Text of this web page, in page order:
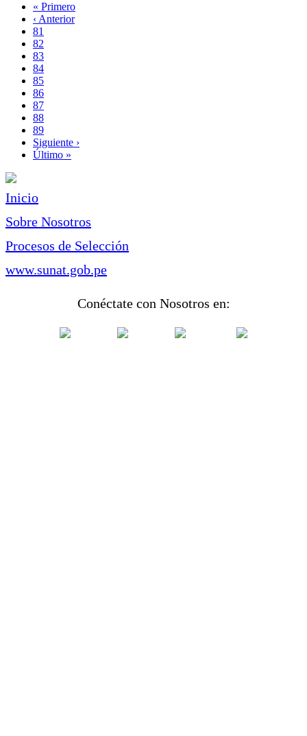
Paginación
Primera
página
« Primero
Página
anterior
‹ Anterior
Page
81
Page
82
Page
83
Page
84
Página
actual
85
Page
86
Page
87
Page
88
Page
89
Siguiente
página
Siguiente ›
Última
Último »
Inicio
Sobre Nosotros
Procesos de Selección
www.sunat.gob.pe
Conéctate con Nosotros en: